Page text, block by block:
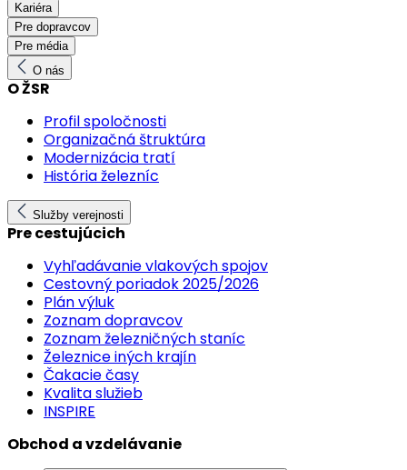
Kariéra
Pre dopravcov
Pre média
O nás
O ŽSR
Profil spoločnosti
Organizačná štruktúra
Modernizácia tratí
História železníc
Služby verejnosti
Pre cestujúcich
Vyhľadávanie vlakových spojov
Cestovný poriadok 2025/2026
Plán výluk
Zoznam dopravcov
Zoznam železničných staníc
Železnice iných krajín
Čakacie časy
Kvalita služieb
INSPIRE
Obchod a vzdelávanie